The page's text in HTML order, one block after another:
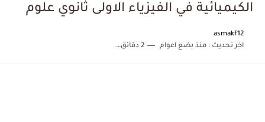
الكيميائية في الفيزياء الاولى ثانوي علوم
asmakf12
اخر تحديث :منذ بضع اعوام 2 دقائق للقراءة